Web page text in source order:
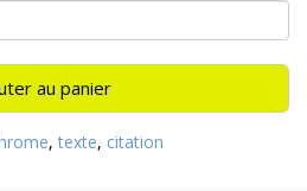
au panier
,texte, citation